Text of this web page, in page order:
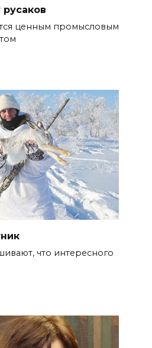
ценным промысловым
что интересного